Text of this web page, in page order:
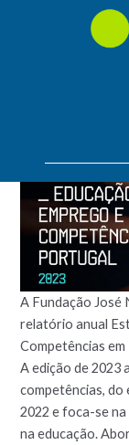
A Fundação José
relatório anual
Competências
A edição de 2023
competências, do
2022 e foca-se
na educação.